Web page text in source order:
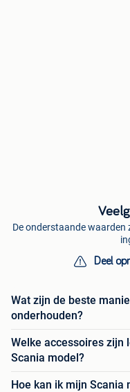
De onderstaande waarden
Deel
Wat zijn de beste
onderhouden?
Welke accessoires zijn
Scania model?
Hoe kan ik mijn Scania